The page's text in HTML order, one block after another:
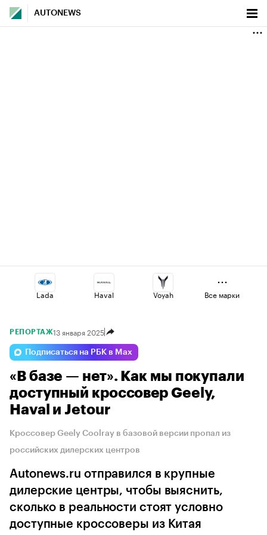
AUTONEWS
Lada Haval Voyah
Esteo Jaecoo
Geely Omoda Volga
Все марки
РЕПОРТАЖ13 января 2025
Подписаться на РБК в Max
«В базе — нет». Как мы покупали
доступный кроссовер Geely,
Haval и Jetour
Кроссовер Geely Coolray в базовой версии пропал из
российских дилерских центров
Autonews.ru отправился в крупные
дилерские центры, чтобы выяснить,
сколько в реальности стоят условно
доступные кроссоверы из Китая